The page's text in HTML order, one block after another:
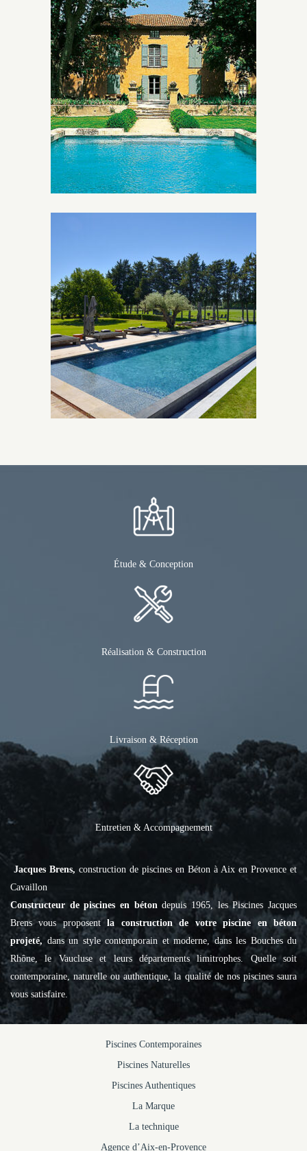
Étude & Conception
Réalisation & Construction
Livraison & Réception
Entretien & Accompagnement
Jacques Brens, construction de piscines en Béton à Aix en Provence et
Cavaillon
Constructeur de piscines en bétondepuis 1965, les Piscines Jacques
Brens vous proposentla construction de votre piscine en béton
projeté, dans un style contemporain et moderne, dans les Bouches du
Rhône, le Vaucluse et leurs départements limitrophes. Quelle soit
contemporaine, naturelle ou authentique, la qualité de nos piscines saura
vous satisfaire.
Piscines Contemporaines
Piscines Naturelles
Piscines Authentiques
La Marque
La technique
Agence d’Aix-en-Provence